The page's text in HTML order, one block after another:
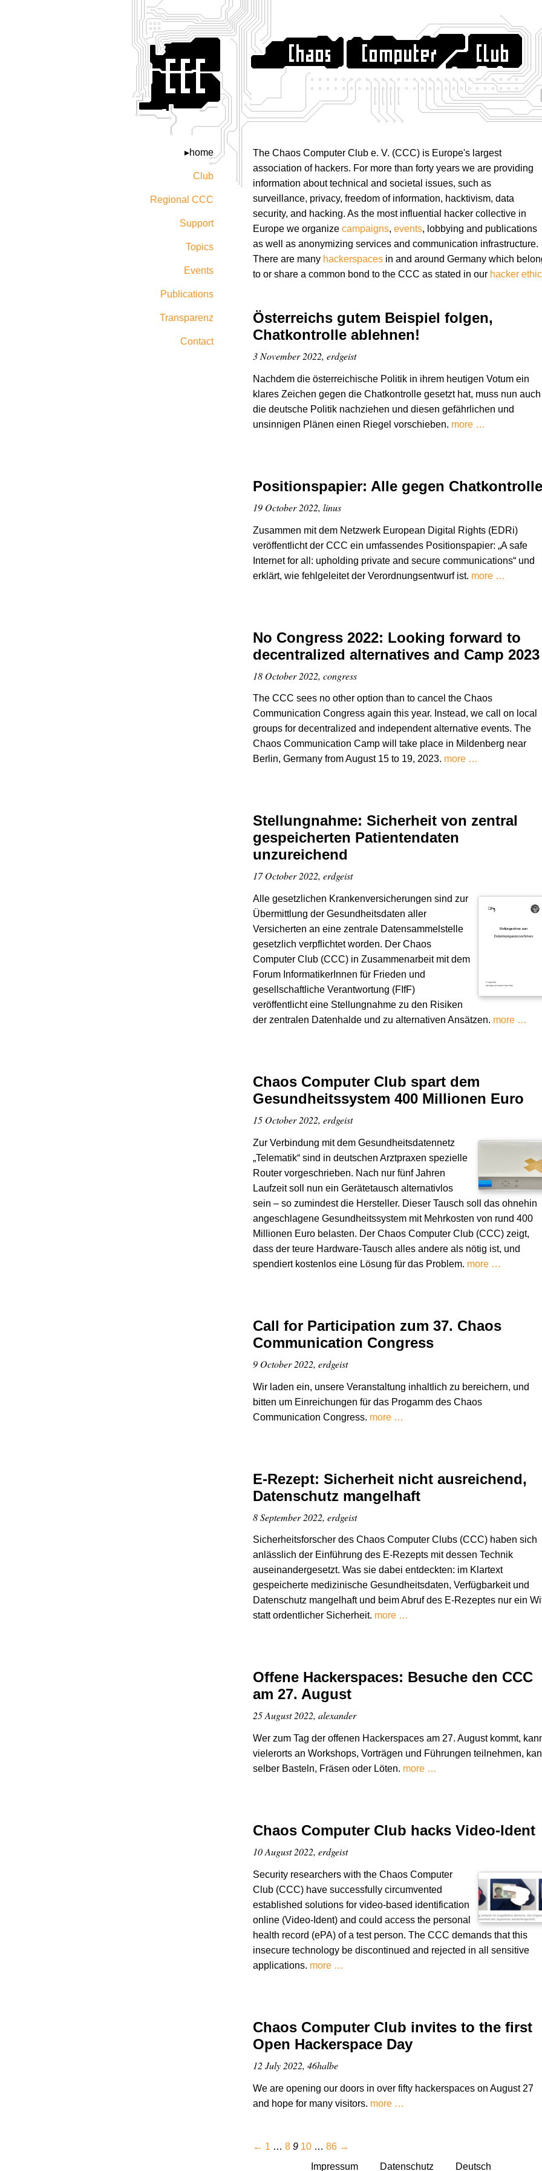
home
Club
Regional CCC
Support
Topics
Events
Publications
Transparenz
Contact
The Chaos Computer Club e. V. (CCC) is Europe's largest
association of hackers. For more than forty years we are providing
information about technical and societal issues, such as
surveillance, privacy, freedom of information, hacktivism, data
security, and hacking. As the most influential hacker collective in
Europe we organize campaigns, events, lobbying and publications
as well as anonymizing services and communication infrastructure.
There are many hackerspacesin and around Germany which
to or share a common bond to the CCC as stated in our hacker
Österreichs gutem Beispiel folgen,
Chatkontrolle ablehnen!
3 November 2022, erdgeist
Nachdem die österreichische Politik in ihrem heutigen Votum ein
klares Zeichen gegen die Chatkontrolle gesetzt hat, muss nun auch
die deutsche Politik nachziehen und diesen gefährlichen und
unsinnigen Plänen einen Riegel vorschieben. more …
Positionspapier: Alle gegen Chatkontrolle
19 October 2022, linus
Zusammen mit dem Netzwerk European Digital Rights (EDRi)
veröffentlicht der CCC ein umfassendes Positionspapier: „A safe
Internet for all: upholding private and secure communications“ und
erklärt, wie fehlgeleitet der Verordnungsentwurf ist. more …
No Congress 2022: Looking forward to
decentralized alternatives and Camp 2023
18 October 2022, congress
The CCC sees no other option than to cancel the Chaos
Communication Congress again this year. Instead, we call on local
groups for decentralized and independent alternative events. The
Chaos Communication Camp will take place in Mildenberg near
Berlin, Germany from August 15 to 19, 2023. more …
Stellungnahme: Sicherheit von zentral
gespeicherten Patientendaten
unzureichend
17 October 2022, erdgeist
Alle gesetzlichen Krankenversicherungen sind zur
Übermittlung der Gesundheitsdaten aller
Versicherten an eine zentrale Datensammelstelle
gesetzlich verpflichtet worden. Der Chaos
Computer Club (CCC) in Zusammenarbeit mit dem
Forum InformatikerInnen für Frieden und
gesellschaftliche Verantwortung (FIfF)
veröffentlicht eine Stellungnahme zu den Risiken
der zentralen Datenhalde und zu alternativen Ansätzen. more …
Chaos Computer Club spart dem
Gesundheitssystem 400 Millionen Euro
15 October 2022, erdgeist
Zur Verbindung mit dem Gesundheitsdatennetz
„Telematik“ sind in deutschen Arztpraxen spezielle
Router vorgeschrieben. Nach nur fünf Jahren
Laufzeit soll nun ein Gerätetausch alternativlos
sein – so zumindest die Hersteller. Dieser Tausch soll das ohnehin
angeschlagene Gesundheitssystem mit Mehrkosten von rund 400
Millionen Euro belasten. Der Chaos Computer Club (CCC) zeigt,
dass der teure Hardware-Tausch alles andere als nötig ist, und
spendiert kostenlos eine Lösung für das Problem. more …
Call for Participation zum 37. Chaos
Communication Congress
9 October 2022, erdgeist
Wir laden ein, unsere Veranstaltung inhaltlich zu bereichern, und
bitten um Einreichungen für das Progamm des Chaos
Communication Congress. more …
E-Rezept: Sicherheit nicht ausreichend,
Datenschutz mangelhaft
8 September 2022, erdgeist
Sicherheitsforscher des Chaos Computer Clubs (CCC) haben sich
anlässlich der Einführung des E-Rezepts mit dessen Technik
auseinandergesetzt. Was sie dabei entdeckten: im Klartext
gespeicherte medizinische Gesundheitsdaten, Verfügbarkeit und
Datenschutz mangelhaft und beim Abruf des E-Rezeptes nur ein
statt ordentlicher Sicherheit. more …
Offene Hackerspaces: Besuche den CCC
am 27. August
25 August 2022, alexander
Wer zum Tag der offenen Hackerspaces am 27. August kommt,
vielerorts an Workshops, Vorträgen und Führungen teilnehmen,
selber Basteln, Fräsen oder Löten. more …
Chaos Computer Club hacks Video-Ident
10 August 2022, erdgeist
Security researchers with the Chaos Computer
Club (CCC) have successfully circumvented
established solutions for video-based identification
online (Video-Ident) and could access the personal
health record (ePA) of a test person. The CCC demands that this
insecure technology be discontinued and rejected in all sensitive
applications. more …
Chaos Computer Club invites to the first
Open Hackerspace Day
12 July 2022, 46halbe
We are opening our doors in over fifty hackerspaces on August 27
and hope for many visitors. more …
← 1 … 8 9 10 … 86 →
Impressum
Datenschutz Deutsch